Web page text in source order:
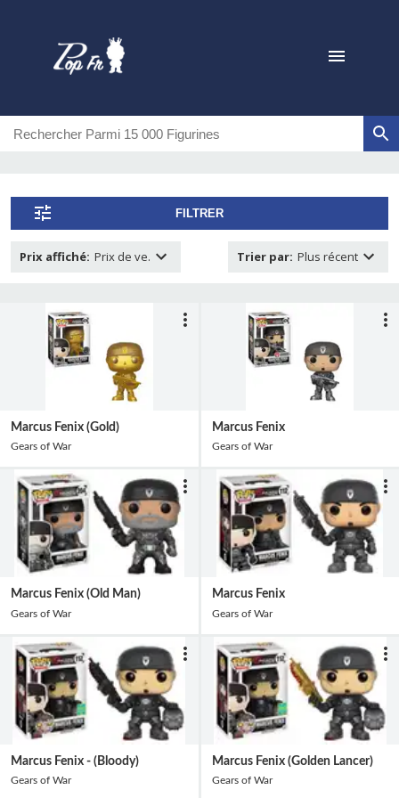
FILTRER
Prix affiché: Prix de ve. Trier par: Plus récent
Marcus Fenix (Gold)
Gears of War
Marcus Fenix
Gears of War
Marcus Fenix (Old Man)
Gears of War
Marcus Fenix
Gears of War
Marcus Fenix - (Bloody)
Gears of War
Marcus Fenix (Golden Lancer)
Gears of War